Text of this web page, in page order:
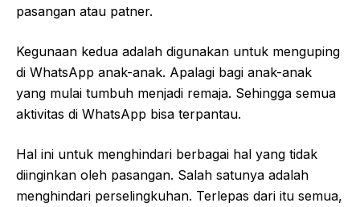
pasangan atau patner.
Kegunaan kedua adalah digunakan untuk menguping
di WhatsApp anak-anak. Apalagi bagi anak-anak
yang mulai tumbuh menjadi remaja. Sehingga semua
aktivitas di WhatsApp bisa terpantau.
Hal ini untuk menghindari berbagai hal yang tidak
diinginkan oleh pasangan. Salah satunya adalah
menghindari perselingkuhan. Terlepas dari itu semua,